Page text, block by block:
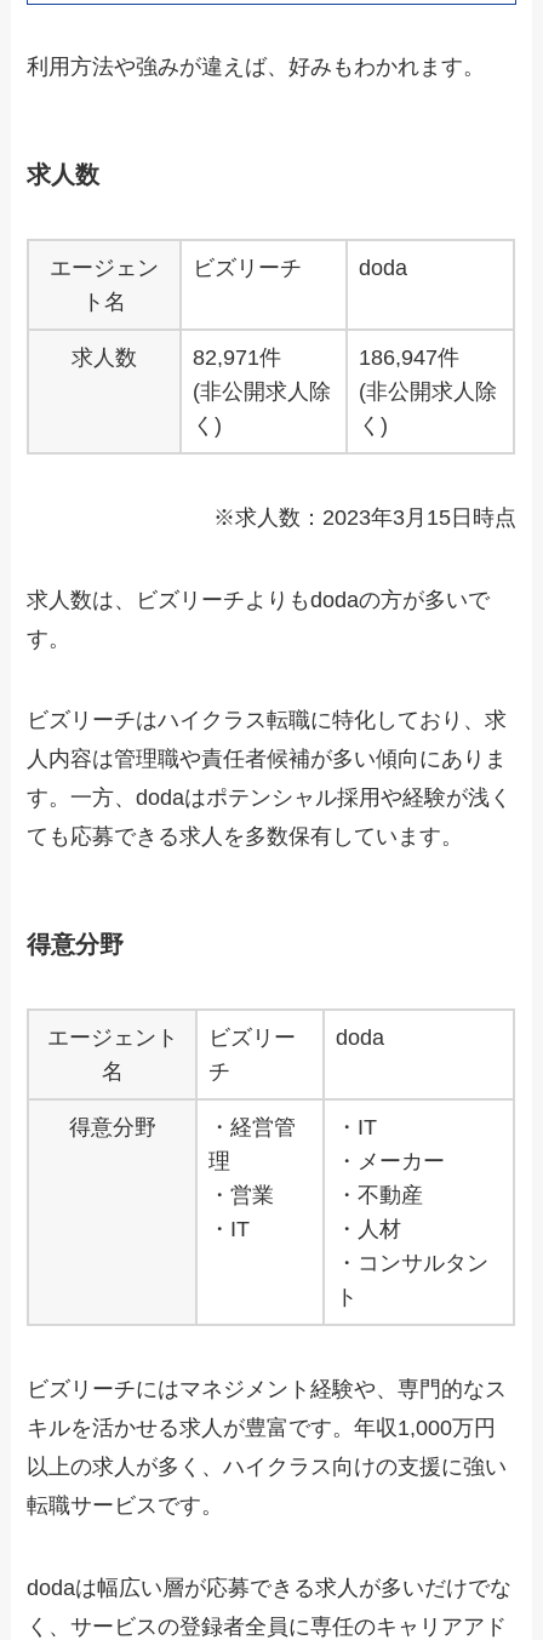
利用方法や強みが違えば、好みもわかれます。
求人数
エージェン
ト名
ビズリーチ doda
求人数
82,971件
(非公開求人除
く)
186,947件
(非公開求人除
く)
※求人数：2023年3月15日時点
求人数は、ビズリーチよりもdodaの方が多いで
す。
ビズリーチはハイクラス転職に特化しており、求
人内容は管理職や責任者候補が多い傾向にありま
す。一方、dodaはポテンシャル採用や経験が浅く
ても応募できる求人を多数保有しています。
得意分野
エージェント
名
ビズリー
チ
doda
得意分野
・経営管
理
・営業
・IT
・IT
・メーカー
・不動産
・人材
・コンサルタン
ト
ビズリーチにはマネジメント経験や、専門的なス
キルを活かせる求人が豊富です。年収1,000万円
以上の求人が多く、ハイクラス向けの支援に強い
転職サービスです。
dodaは幅広い層が応募できる求人が多いだけでな
く、サービスの登録者全員に専任のキャリアアド